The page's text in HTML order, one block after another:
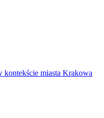
miasta Krakowa